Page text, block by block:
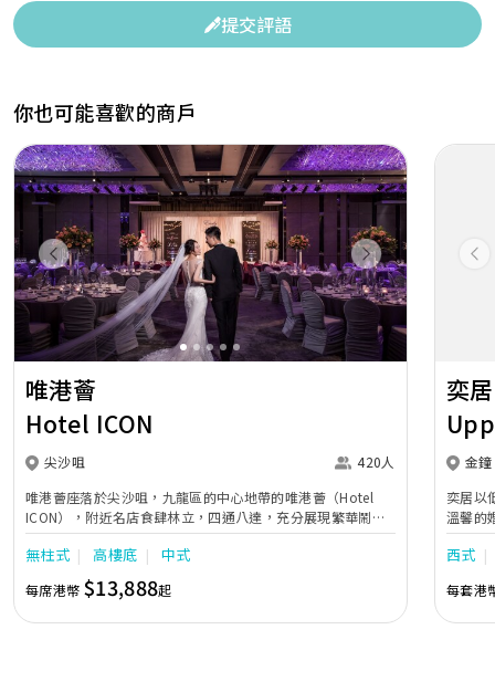
提交評語
你也可能喜歡的商戶
Previous Next
唯港薈
Hotel ICON
尖沙咀
420人
唯港薈座落於尖沙咀，九龍區的中心地帶的唯港薈（Hotel
ICON），附近名店食肆林立，四通八達，充分展現繁華鬧巿
中的活力個性，成為一眾準新人舉辦婚宴的熱門之選。專業團
隊由策劃統籌至所有婚宴每個細節，唯港薈都力臻完美，保證
讓您留下獨特的醉人回憶。 擁有時尚高樓頂的Silverbox宴會
廳，配置了全套先進的視聽影音及燈光設備配套，並採用極富
現代時尚感的水晶玻璃燈，演繹出與別不同的經典神韻。不論
無柱式 高樓底 中式
每席港幣 $13,888起
奕居
金鐘
奕居以
溫馨的
團隊會
西式
每套港